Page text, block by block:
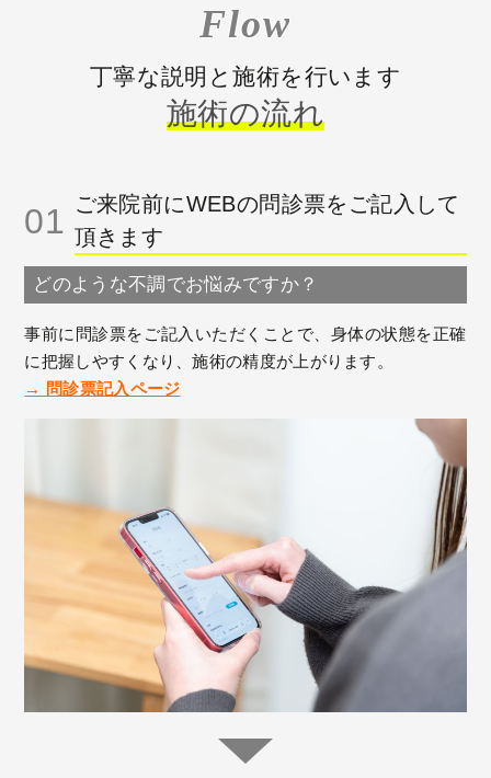
Flow
丁寧な説明と施術を行います
施術の流れ
01 ご来院前にWEBの問診票をご記入して
頂きます
どのような不調でお悩みですか？
事前に問診票をご記入いただくことで、身体の状態を正確
に把握しやすくなり、施術の精度が上がります。
→ 問診票記入ページ